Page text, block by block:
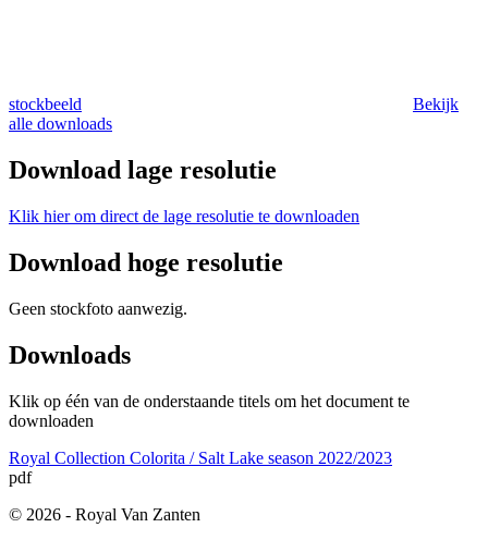
stockbeeld
Bekijk
alle downloads
Download lage resolutie
Klik hier om direct de lage resolutie te downloaden
Download hoge resolutie
Geen stockfoto aanwezig.
Downloads
Klik op één van de onderstaande titels om het document te
downloaden
Royal Collection Colorita / Salt Lake season 2022/2023
pdf
© 2026 - Royal Van Zanten